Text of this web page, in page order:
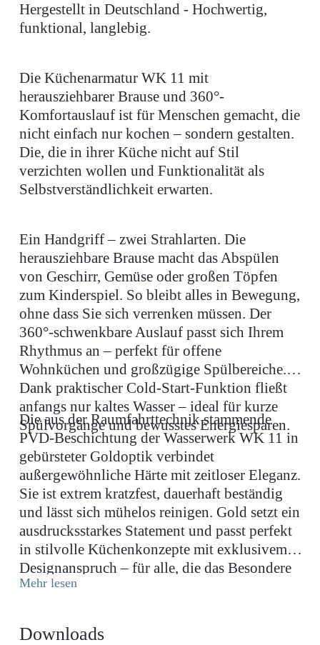
Hergestellt in Deutschland - Hochwertig,
funktional, langlebig.
Die Küchenarmatur WK 11 mit
herausziehbarer Brause und 360°-
Komfortauslauf ist für Menschen gemacht, die
nicht einfach nur kochen – sondern gestalten.
Die, die in ihrer Küche nicht auf Stil
verzichten wollen und Funktionalität als
Selbstverständlichkeit erwarten.
Ein Handgriff – zwei Strahlarten. Die
herausziehbare Brause macht das Abspülen
von Geschirr, Gemüse oder großen Töpfen
zum Kinderspiel. So bleibt alles in Bewegung,
ohne dass Sie sich verrenken müssen. Der
360°-schwenkbare Auslauf passt sich Ihrem
Rhythmus an – perfekt für offene
Wohnküchen und großzügige Spülbereiche.
Dank praktischer Cold-Start-Funktion fließt
anfangs nur kaltes Wasser – ideal für kurze
Spülvorgänge und bewusstes Energiesparen.
Die aus der Raumfahrttechnik stammende
PVD-Beschichtung der Wasserwerk WK 11 in
gebürsteter Goldoptik verbindet
außergewöhnliche Härte mit zeitloser Eleganz.
Sie ist extrem kratzfest, dauerhaft beständig
und lässt sich mühelos reinigen. Gold setzt ein
ausdrucksstarkes Statement und passt perfekt
in stilvolle Küchenkonzepte mit exklusivem
Designanspruch – für alle, die das Besondere
suchen, ohne Kompromisse bei Funktion und
Mehr lesen
Downloads